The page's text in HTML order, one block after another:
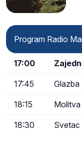
Program Radio
17:00
17:45 Glazba
18:15
18:30 Svetac